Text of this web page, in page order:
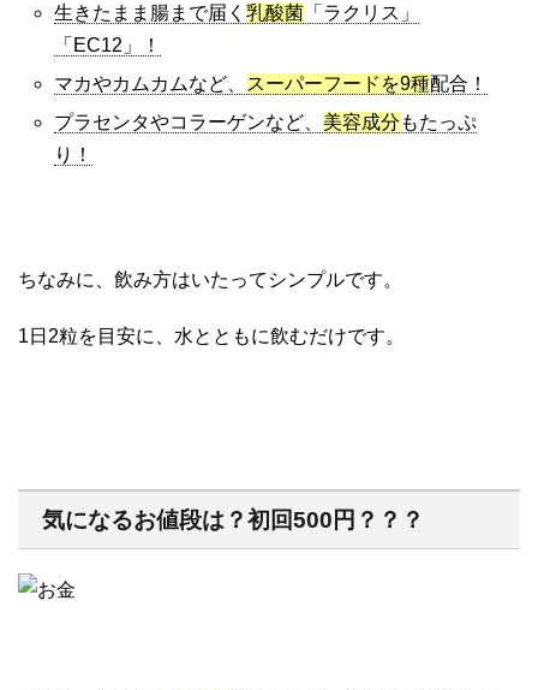
生きたまま腸まで届く 乳酸菌 「ラクリス」
「EC12」！
マカやカムカムなど、
スーパーフードを9種配合！
プラセンタやコラーゲンなど、 美容成分 もたっぷ
り！
ちなみに、飲み方はいたってシンプルです。
1日2粒を目安に、水とともに飲むだけです。
気になるお値段は？初回500円？？？